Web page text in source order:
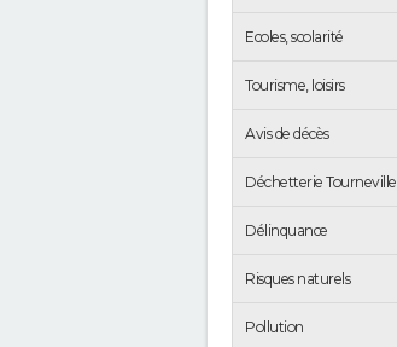
Ecoles, scolarité
Tourisme, loisirs
Avis de décès
Déchetterie Tourneville
Délinquance
Risques naturels
Pollution